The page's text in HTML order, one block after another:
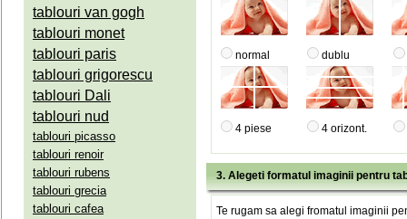
tablouri van gogh
tablouri monet
tablouri paris
tablouri grigorescu
tablouri Dali
tablouri nud
tablouri picasso
tablouri renoir
tablouri rubens
tablouri grecia
tablouri cafea
normal dublu
4 piese 4 orizont.
3. Alegeti formatul imaginii pentru
Te rugam sa alegi fromatul imaginii